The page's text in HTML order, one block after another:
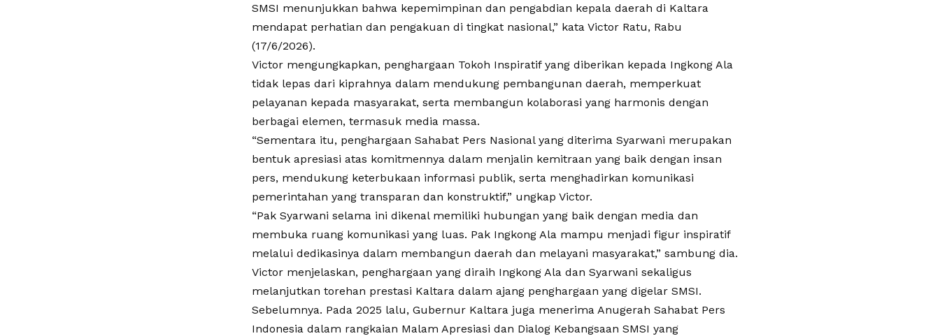
SMSI menunjukkan bahwa kepemimpinan dan pengabdian kepala daerah di Kaltara
mendapat perhatian dan pengakuan di tingkat nasional,” kata Victor Ratu, Rabu
(17/6/2026).
Victor mengungkapkan, penghargaan Tokoh Inspiratif yang diberikan kepada Ingkong Ala
tidak lepas dari kiprahnya dalam mendukung pembangunan daerah, memperkuat
pelayanan kepada masyarakat, serta membangun kolaborasi yang harmonis dengan
berbagai elemen, termasuk media massa.
“Sementara itu, penghargaan Sahabat Pers Nasional yang diterima Syarwani merupakan
bentuk apresiasi atas komitmennya dalam menjalin kemitraan yang baik dengan insan
pers, mendukung keterbukaan informasi publik, serta menghadirkan komunikasi
pemerintahan yang transparan dan konstruktif,” ungkap Victor.
“Pak Syarwani selama ini dikenal memiliki hubungan yang baik dengan media dan
membuka ruang komunikasi yang luas. Pak Ingkong Ala mampu menjadi figur inspiratif
melalui dedikasinya dalam membangun daerah dan melayani masyarakat,” sambung dia.
Victor menjelaskan, penghargaan yang diraih Ingkong Ala dan Syarwani sekaligus
melanjutkan torehan prestasi Kaltara dalam ajang penghargaan yang digelar SMSI.
Sebelumnya. Pada 2025 lalu, Gubernur Kaltara juga menerima Anugerah Sahabat Pers
Indonesia dalam rangkaian Malam Apresiasi dan Dialog Kebangsaan SMSI yang